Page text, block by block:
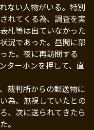
ない人物がいる。特別
れてくる為、調査を実
札等は出ていなかった
況であった。昼間に部
た。夜に再訪問する
ターホンを押して、直
裁判所からの郵送物に
為、無視していたとの
、次に送られてきたら
。